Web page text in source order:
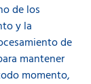
de los
y la
de
mantener
momento,